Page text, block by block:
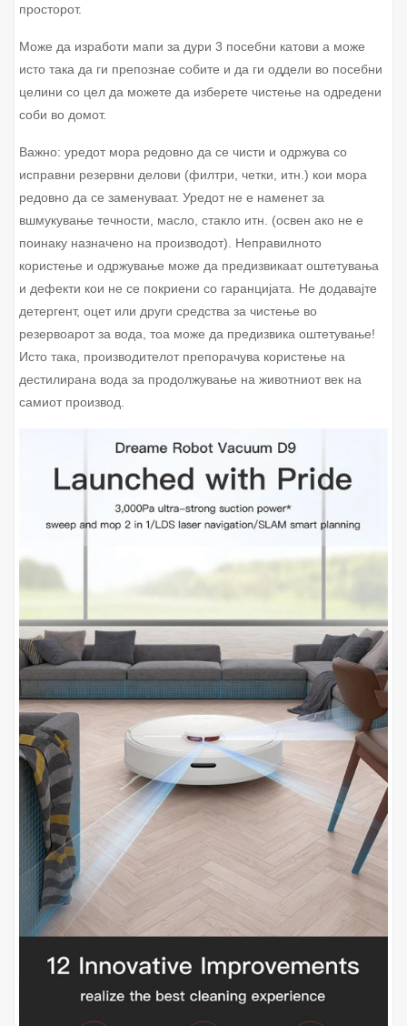
просторот.
Може да изработи мапи за дури 3 посебни катови а може
исто така да ги препознае собите и да ги оддели во посебни
целини со цел да можете да изберете чистење на одредени
соби во домот.
Важно: уредот мора редовно да се чисти и одржува со
исправни резервни делови (филтри, четки, итн.) кои мора
редовно да се заменуваат. Уредот не е наменет за
вшмукување течности, масло, стакло итн. (освен ако не е
поинаку назначено на производот). Неправилното
користење и одржување може да предизвикаат оштетувања
и дефекти кои не се покриени со гаранцијата. Не додавајте
детергент, оцет или други средства за чистење во
резервоарот за вода, тоа може да предизвика оштетување!
Исто така, производителот препорачува користење на
дестилирана вода за продолжување на животниот век на
самиот производ.